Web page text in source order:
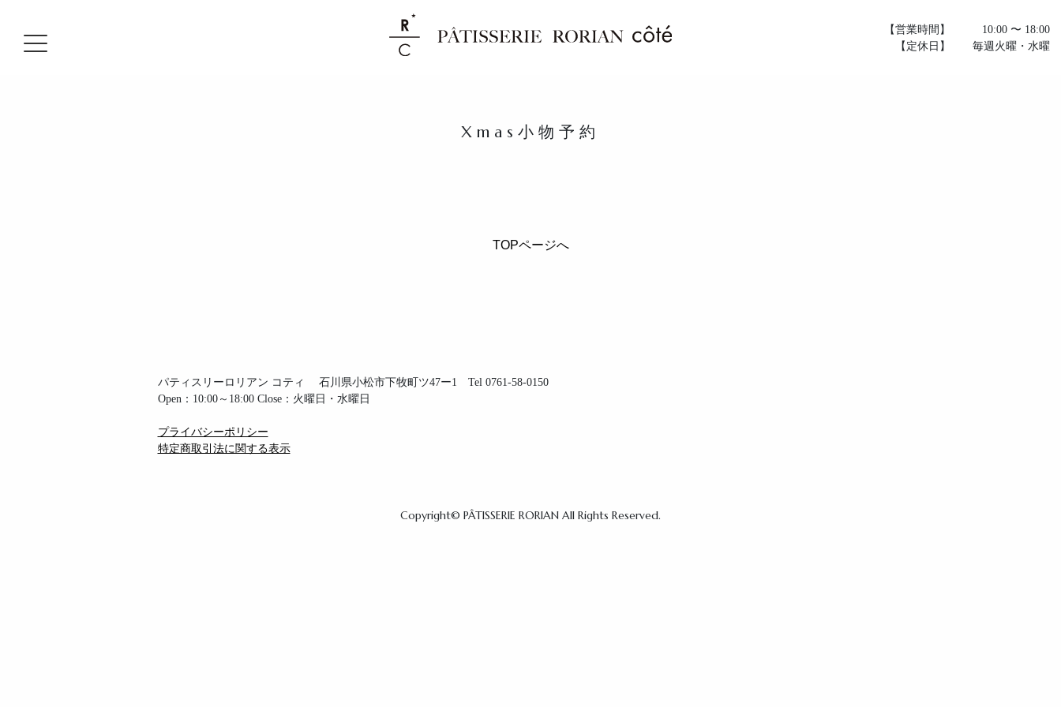
【営業時間】
10:00 〜 18:00
【定休日】
毎週火曜・水曜
Xmas小物予約
TOPページへ
パティスリーロリアン コティ
石川県小松市下牧町ツ47ー1 Tel 0761-58-0150
Open：10:00～18:00 Close：火曜日・水曜日
プライバシーポリシー
特定商取引法に関する表示
Copyright© PÂTISSERIE RORIAN All Rights Reserved.